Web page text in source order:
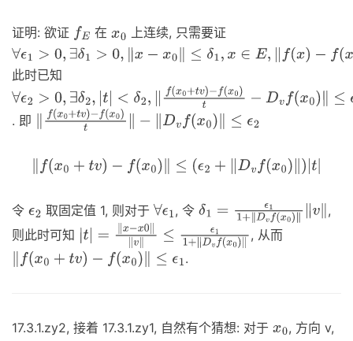
证明: 欲证 fE 在 x0 上连续, 只需要证
∀ϵ1 >0 ,∃ δ1>0 ,‖x −x 0‖≤δ1 ,x∈ ,‖f (x)
−f(x 0)‖≤
此时已知
∀ϵ2 >0 ,∃ δ2,|t
<δ2 f(x0+tv)
. 即 (x0+tv)−f(x0) −‖ vf(x0)‖≤ϵ2
‖f( x0+ tv −f(x0) ≤(ϵ 2+‖ Dv x0) ‖)|t|
令 ϵ2 取固定值 1, 则对于 ∀ϵ1, 令δ1 =ϵ1 1+‖Dvf(x0)‖‖ v‖
,
则此时可知 t| =‖x −x0‖‖v‖ ≤ϵ1 1+‖Dvf(x0)‖ , 从而
f(x0+ v) −f(x 0) ‖≤ϵ1 .
17.3.1.zy2, 接着 17.3.1.zy1, 自然有个猜想: 对于 x0, 方向 v,